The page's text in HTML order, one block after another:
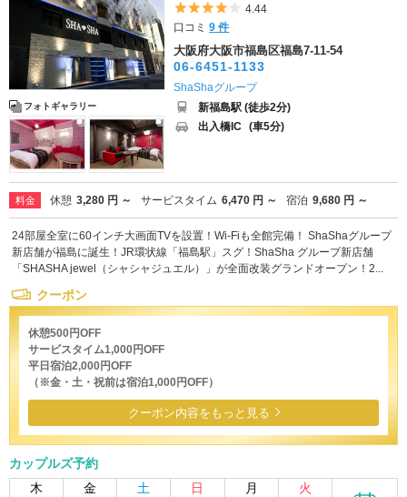
フォトギャラリー
5つ星のうち4
4.44
口コミ9 件
大阪府大阪市福島区福島7-11-54
06-6451-1133
ShaShaグループ
新福島駅 (徒歩2分)
出入橋IC (車5分)
料金 休憩 3,280 円 ～ サービスタイム 6,470 円 ～ 宿泊 9,680 円 ～
24部屋全室に60インチ大画面TVを設置！Wi-Fiも全館完備！ ShaShaグループ
新店舗が福島に誕生！JR環状線「福島駅」スグ！ShaSha グループ新店舗
「SHASHA jewel（シャシャジュエル）」が全面改装グランドオープン！2...
クーポン
休憩500円OFF
サービスタイム1,000円OFF
平日宿泊2,000円OFF
（※金・土・祝前は宿泊1,000円OFF）
クーポン内容をもっと見る
カップルズ予約
木
金 土 日 月 火